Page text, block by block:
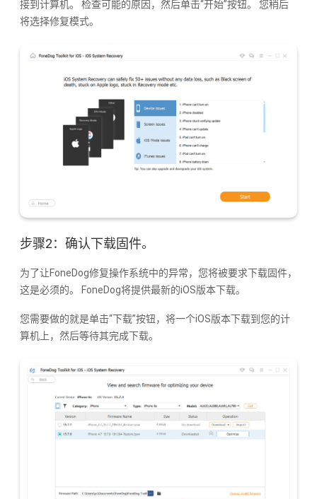
接到计算机。 检查可能的原因，然后单击“开始”按钮。 您稍后
将选择修复模式。
步骤2：确认下载固件。
为了让FoneDog修复操作系统中的异常，您将被要求下载固件，
这是必须的。 FoneDog将提供最新的iOS版本下载。
您需要做的就是单击“下载”按钮，将一个iOS版本下载到您的计
算机上，然后等待其完成下载。